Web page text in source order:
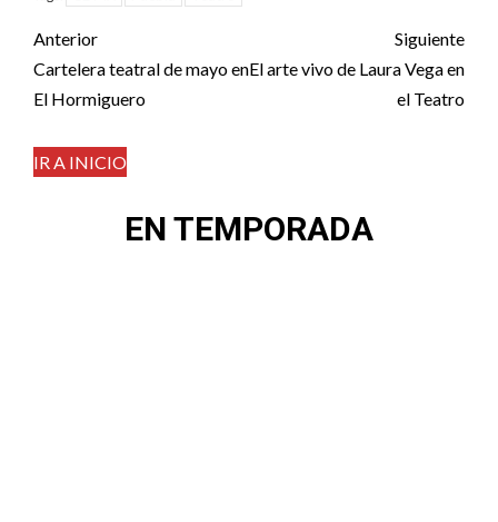
Post
navigation
Anterior
Cartelera teatral de mayo en
El Hormiguero
Siguiente
El arte vivo de Laura Vega en
el Teatro
IR A INICIO
EN TEMPORADA